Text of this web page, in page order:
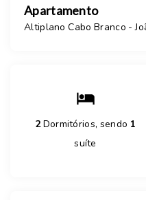
Apartamento
Altiplano Cabo Branco -
2Dormitórios, sendo 1
suíte